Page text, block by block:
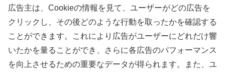
広告主は、Cookieの情報を見て、ユーザーがどの広告を
クリックし、その後どのような行動を取ったかを確認する
ことができます。これにより広告がユーザーにどれだけ響
いたかを量ることができ、さらに各広告のパフォーマンス
を向上させるための重要なデータが得られます。また、ユ